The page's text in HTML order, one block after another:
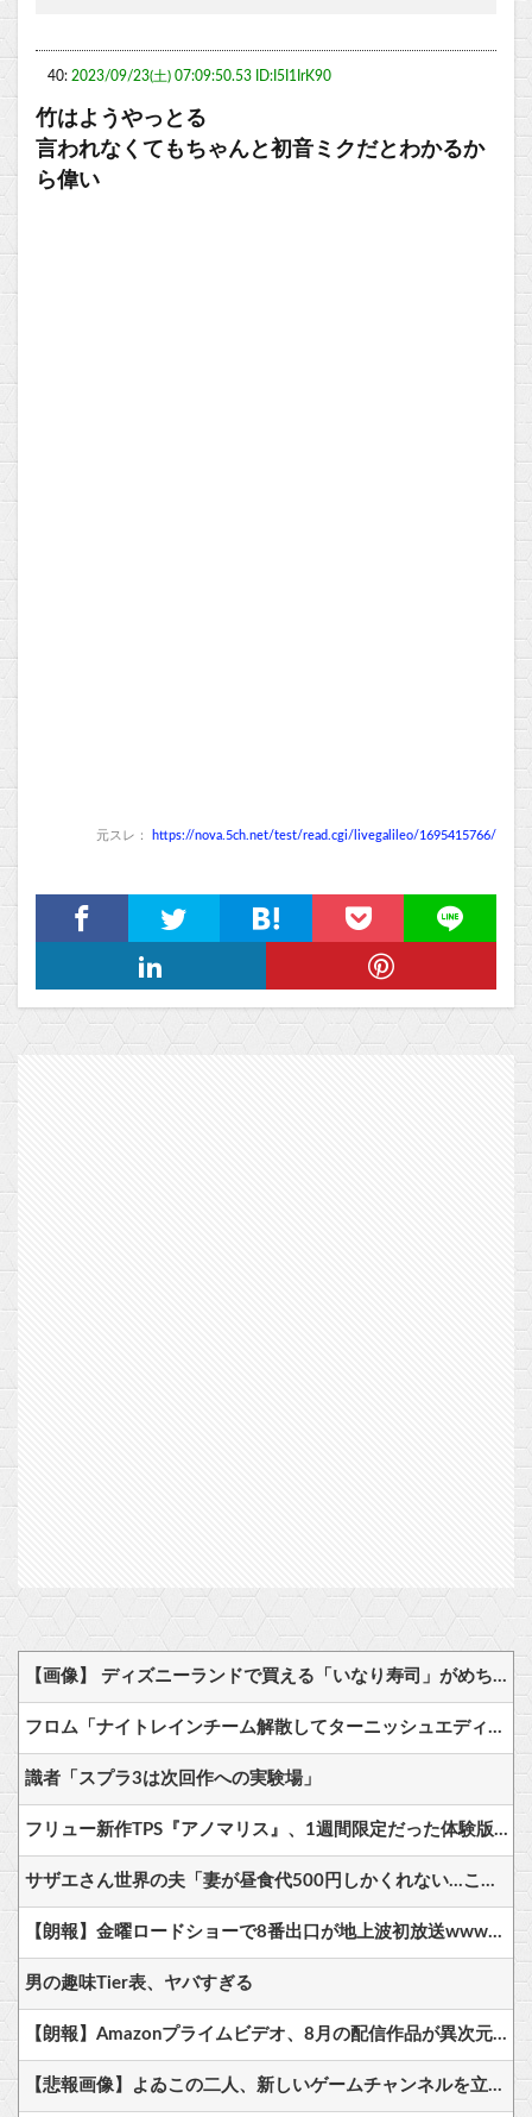
40: 2023/09/23(土) 07:09:50.53 ID:I5I1IrK90
竹はようやっとる
言われなくてもちゃんと初音ミクだとわかるか
ら偉い
元スレ： https://nova.5ch.net/test/read.cgi/livegalileo/1695415766/
【画像】 ディズニーランドで買える「いなり寿司」がめちゃめちゃ美味しそう
フロム「ナイトレインチーム解散してターニッシュエディション完成させました」←これｗｗｗｗ
識者「スプラ3は次回作への実験場」
フリュー新作TPS『アノマリス』、1週間限定だった体験版を無期限に変更「対応可能な部分から順次アップデートを行っていきます」
サザエさん世界の夫「妻が昼食代500円しかくれない…この弁当屋、500円で売っている！その上店員さんも美人だ！毎日行こう！」
【朗報】金曜ロードショーで8番出口が地上波初放送wwwwwwwww
男の趣味Tier表、ヤバすぎる
【朗報】Amazonプライムビデオ、8月の配信作品が異次元の凄さ！体感気温50度越えへ
【悲報画像】よゐこの二人、新しいゲームチャンネルを立ち上げるwwww